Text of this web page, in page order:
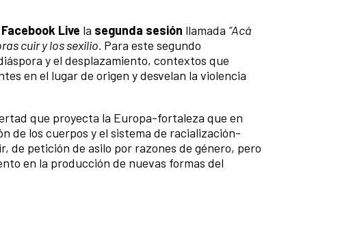
Facebook Live la segunda sesión llamada “Acá
cuir y los sexilio. Para este segundo
y el desplazamiento, contextos que
en el lugar de origen y desvelan la violencia
que proyecta la Europa-fortaleza que en
de los cuerpos y el sistema de racialización-
de petición de asilo por razones de género, pero
en la producción de nuevas formas del